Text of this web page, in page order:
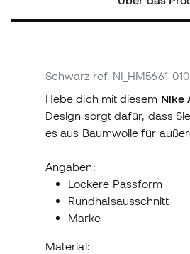
Schwarz ref. NI_HM5661-010
Hebe dich mit diesem Nike
Design sorgt dafür, dass
es aus Baumwolle für
Angaben:
Lockere Passform
Rundhalsausschnitt
Marke
Material: